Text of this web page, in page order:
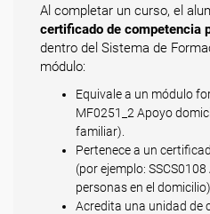
Al completar un curso, el
certificado de competencia
dentro del Sistema de
módulo:
Equivale a un módulo
MF0251_2 Apoyo
familiar).
Pertenece a un
(por ejemplo:
personas en el domicilio).
Acredita una unidad de